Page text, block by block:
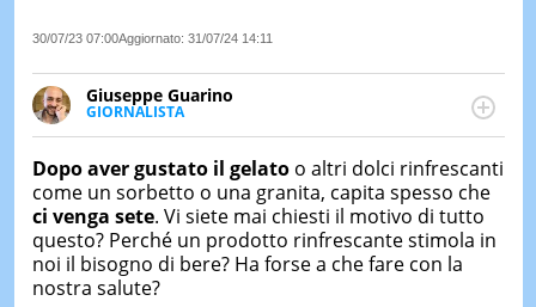
IERI
30/07/23 07:00Aggiornato: 31/07/24 14:11
Giuseppe Guarino
GIORNALISTA
Ph(D) in Diritto Comparato e processi di
integrazione e attivo nel campo della ricerca, in
particolare sulla Storia contemporanea di America
Latina e Spagna. Collabora con numerose testate ed
è presidente dell'Associazione Culturale "La
Biblioteca del Sannio".
Dopo aver gustato il gelatoo altri dolci rinfrescanti
come un sorbetto o una granita, capita spesso che
ci venga sete. Vi siete mai chiesti il motivo di tutto
questo? Perché un prodotto rinfrescante stimola in
noi il bisogno di bere? Ha forse a che fare con la
nostra salute?